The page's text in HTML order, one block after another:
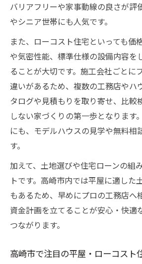
理想の動線を意識した平
訣
平屋・ローコスト企画住
生活
高崎市で選びたいローコスト
説
高崎市の平屋・ローコス
比較
コストを抑えた平屋住宅
ェック
高崎市で選ぶべきローコ
準
平屋・ローコスト企画住宅
とは
失敗しない平屋・ローコスト住
バリアフリーや家事動線の良さが評
やシニア世帯にも人気です。
また、ローコスト住宅といっても価
や気密性能、標準仕様の設備内容を
ることが大切です。施工会社ごとに
違いがあるため、複数の工務店やハ
タログや見積もりを取り寄せ、比較
しない家づくりの第一歩となります
にも、モデルハウスの見学や無料相
す。
加えて、土地選びや住宅ローンの組
トです。高崎市内では平屋に適した
もあるため、早めにプロの工務店へ
資金計画を立てることが安心・快適
つながります。
高崎市で注目の平屋・ローコスト